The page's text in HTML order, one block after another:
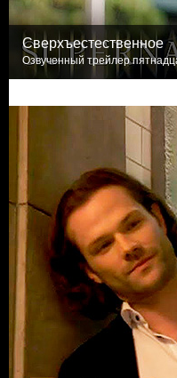
Сверхъестественное
Озвученный трейлер